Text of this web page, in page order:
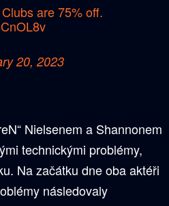
are 75% off.
20, 2023
Nielsenem a Shannonem
technickými problémy,
Na začátku dne oba aktéři
následovaly